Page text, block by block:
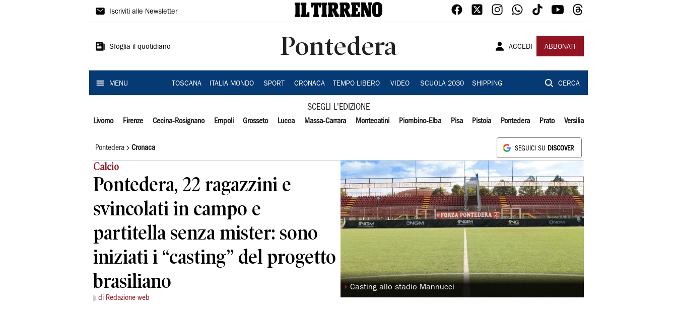
Il
Iscriviti alle Newsletter
Sfoglia il quotidiano Pontedera ACCEDI ABBONATI
MENU TOSCANA ITALIA MONDO SPORT CRONACA TEMPO LIBERO VIDEO SCUOLA 2030 SHIPPING CERCA
SCEGLI L'EDIZIONE
Livorno Firenze Cecina-Rosignano Empoli Grosseto Lucca Massa-Carrara Montecatini Piombino-Elba Pisa Pistoia Pontedera Prato Versilia
Pontedera Cronaca SEGUICI SU DISCOVER
Calcio
Pontedera, 22 ragazzini e
svincolati in campo e
partitella senza mister: sono
iniziati i “casting” del progetto
brasiliano
di Redazione web
◗ Casting allo stadio Mannucci